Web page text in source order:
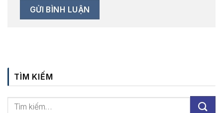
TÌM KIẾM